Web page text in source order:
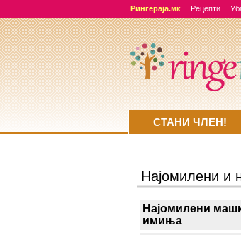
Рингераја.мк Рецепти
Најомилени и
Најомилени
имиња
СТАНИ ЧЛЕН!